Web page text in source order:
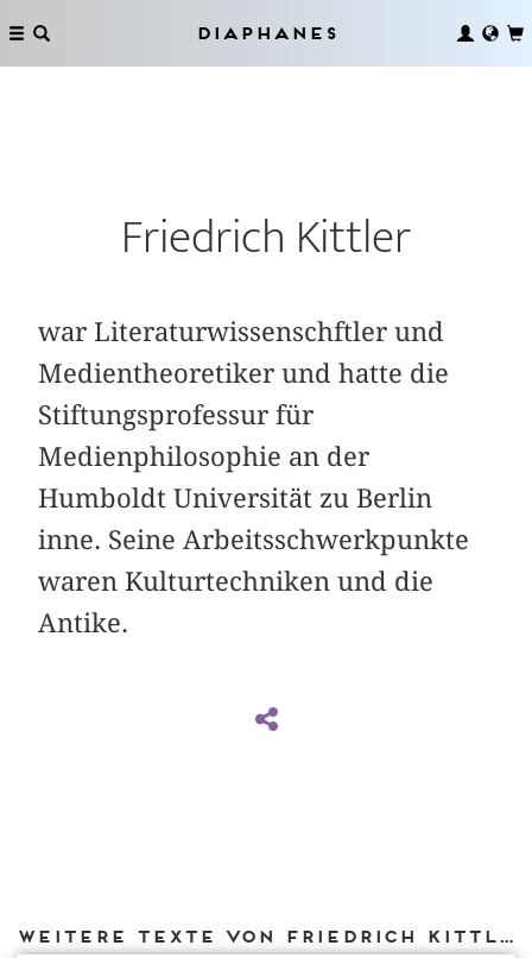
Diaphanes
Friedrich Kittler
war Literaturwissenschftler und
Medientheoretiker und hatte die
Stiftungsprofessur für
Medienphilosophie an der
Humboldt Universität zu Berlin
inne. Seine Arbeitsschwerkpunkte
waren Kulturtechniken und die
Antike.
Weitere Texte von Friedrich Kittler bei DIAPHANES